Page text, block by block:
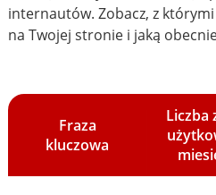
internautów. Zobacz, z
na Twojej stronie i jaką
Fraza
kluczowa
Liczba